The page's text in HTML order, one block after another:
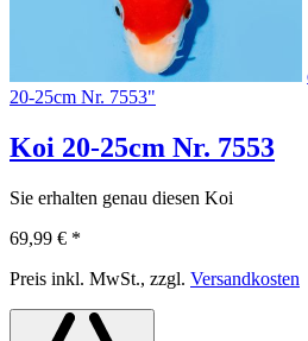
20-25cm Nr. 7553"
Koi 20-25cm Nr. 7553
Sie erhalten genau diesen Koi
69,99 € *
Preis inkl. MwSt., zzgl. Versandkosten